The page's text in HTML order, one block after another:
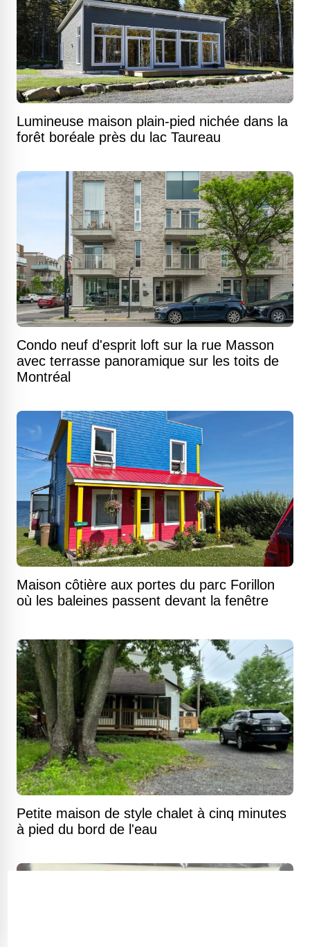
Lumineuse maison plain-pied nichée dans la
forêt boréale près du lac Taureau
Condo neuf d'esprit loft sur la rue Masson
avec terrasse panoramique sur les toits de
Montréal
Maison côtière aux portes du parc Forillon
où les baleines passent devant la fenêtre
Petite maison de style chalet à cinq minutes
à pied du bord de l'eau